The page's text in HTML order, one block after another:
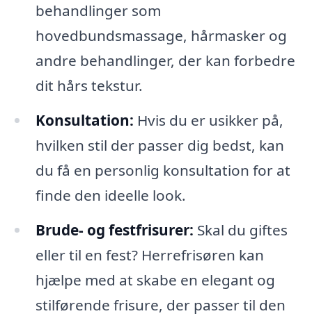
behandlinger som
hovedbundsmassage, hårmasker og
andre behandlinger, der kan forbedre
dit hårs tekstur.
Konsultation: Hvis du er usikker på,
hvilken stil der passer dig bedst, kan
du få en personlig konsultation for at
finde den ideelle look.
Brude- og festfrisurer: Skal du giftes
eller til en fest? Herrefrisøren kan
hjælpe med at skabe en elegant og
stilførende frisure, der passer til den